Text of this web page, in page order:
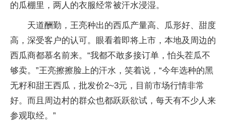
的瓜棚里，两人的衣服经常被汗水浸湿。
天道酬勤，王亮种出的西瓜产量高、瓜形好、甜度
高，深受客户的认可。眼看着即将上市，本地及周边的
西瓜商都慕名前来。“我都不敢多接订单，怕头茬瓜不
够卖。”王亮擦擦脸上的汗水，笑着说，“今年选种的黑
无籽和甜王西瓜，批发价2~3元，目前市场行情非常
好。而且周边村的群众也都跃跃欲试，每天有不少人来
参观取经。”